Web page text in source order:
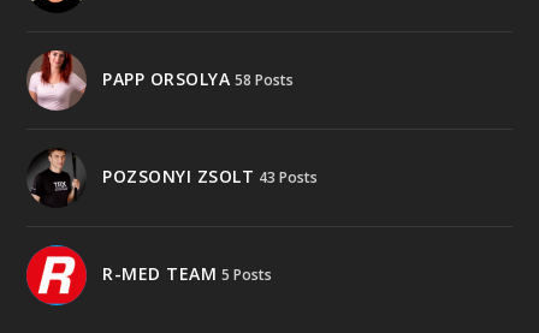
PAPP ORSOLYA 58 Posts
POZSONYI ZSOLT 43 Posts
R-MED TEAM 5 Posts